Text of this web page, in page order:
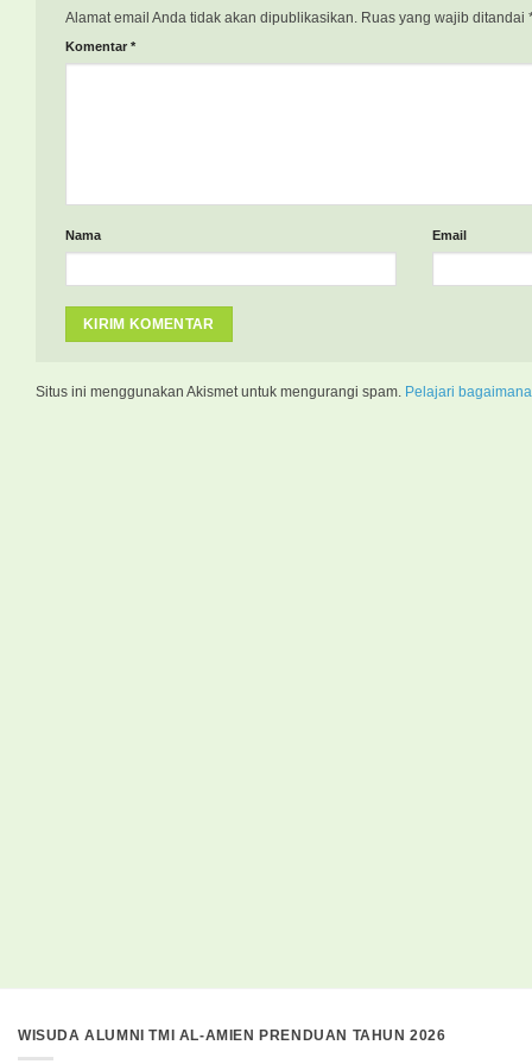
Alamat email Anda tidak akan dipublikasikan. Ruas yang wajib ditandai
Komentar *
Nama Email
Situs ini menggunakan Akismet untuk mengurangi spam. Pelajari
WISUDA ALUMNI TMI AL-AMIEN PRENDUAN TAHUN 2026